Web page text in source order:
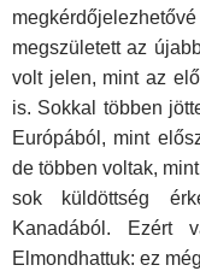
megszületett az
volt jelen, mint az
is. Sokkal többen
Európából, mint
de többen voltak,
sok küldöttség
Kanadából. Ezért
Elmondhattuk: ez